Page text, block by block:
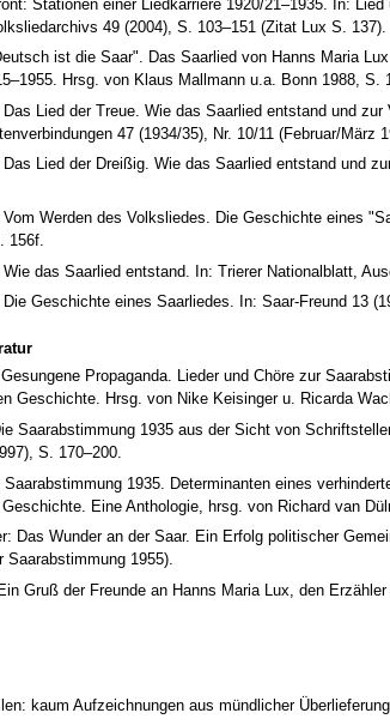
Stationen einer Liedkarriere 1920/21–1935. In:
49 (2004), S. 103–151 (Zitat Lux S. 137).
ist die Saar". Das Saarlied von Hanns Maria
Hrsg. von Klaus Mallmann u.a. Bonn 1988, S.
Das Lied der Treue. Wie das Saarlied entstand und
47 (1934/35), Nr. 10/11 (Februar/März
Lied der Dreißig. Wie das Saarlied entstand und
Werden des Volksliedes. Die Geschichte eines
156f.
das Saarlied entstand. In: Trierer Nationalblatt,
Geschichte eines Saarliedes. In: Saar-Freund 13
Propaganda. Lieder und Chöre zur
Geschichte. Hrsg. von Nike Keisinger u. Ricarda
Saarabstimmung 1935 aus der Sicht von
S. 170–200.
1935. Determinanten eines
Eine Anthologie, hrsg. von Richard van
Das Wunder an der Saar. Ein Erfolg politischer
Saarabstimmung 1955).
Gruß der Freunde an Hanns Maria Lux, den
kaum Aufzeichnungen aus mündlicher Überlieferung